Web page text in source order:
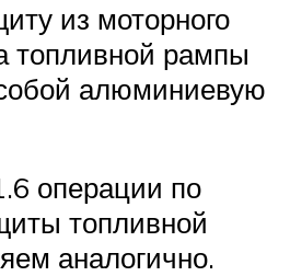
из моторного
топливной рампы
алюминиевую
операции по
топливной
аналогично.